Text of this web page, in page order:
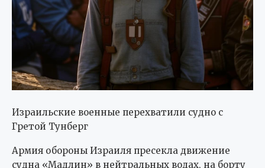
Израильские военные перехватили судно с
Гретой Тунберг
Армия обороны Израиля пресекла движение
судна «Мадлин» в нейтральных водах, на борту